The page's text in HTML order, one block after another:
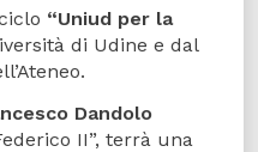
“Uniud per la
di Udine e dal
Dandolo
II”, terrà una